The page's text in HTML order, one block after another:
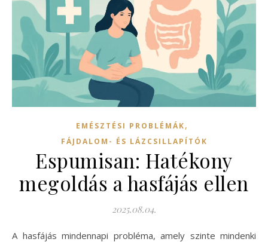
EMÉSZTÉSI PROBLÉMÁK,
FÁJDALOM- ÉS LÁZCSILLAPÍTÓK
Espumisan: Hatékony
megoldás a hasfájás ellen
2025.08.04.
A hasfájás mindennapi probléma, amely szinte mindenki